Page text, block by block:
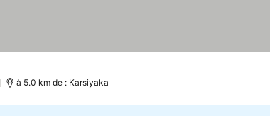
à 5.0 km de : Karsiyaka